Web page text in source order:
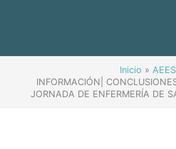
Inicio
INFORMACIÓN|
JORNADA DE ENFERMERÍA DE